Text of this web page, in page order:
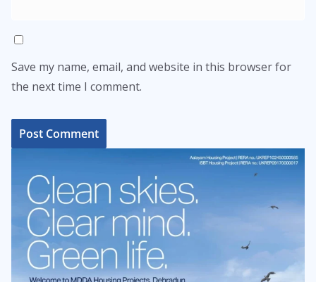
Save my name, email, and website in this browser for
the next time I comment.